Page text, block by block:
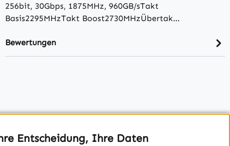
256bit, 30Gbps, 1875MHz, 960GB/​sTakt
Basis2295MHzTakt Boost2730MHzÜbertak…
Bewertungen
Entscheidung, Ihre Daten